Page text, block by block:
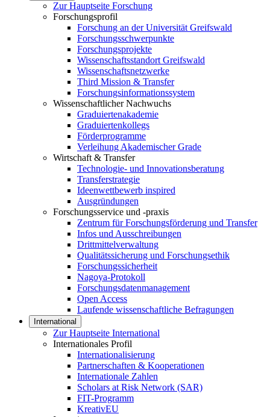
Zur Hauptseite Forschung
Forschungsprofil
Forschung an der Universität Greifswald
Forschungsschwerpunkte
Forschungsprojekte
Wissenschaftsstandort Greifswald
Wissenschaftsnetzwerke
Third Mission & Transfer
Forschungsinformationssystem
Wissenschaftlicher Nachwuchs
Graduiertenakademie
Graduiertenkollegs
Förderprogramme
Verleihung Akademischer Grade
Wirtschaft & Transfer
Technologie- und Innovationsberatung
Transferstrategie
Ideenwettbewerb inspired
Ausgründungen
Forschungsservice und -praxis
Zentrum für Forschungsförderung und Transfer
Infos und Ausschreibungen
Drittmittelverwaltung
Qualitätssicherung und Forschungsethik
Forschungssicherheit
Nagoya-Protokoll
Forschungsdatenmanagement
Open Access
Laufende wissenschaftliche Befragungen
International
Zur Hauptseite International
Internationales Profil
Internationalisierung
Partnerschaften & Kooperationen
Internationale Zahlen
Scholars at Risk Network (SAR)
FIT-Programm
KreativEU